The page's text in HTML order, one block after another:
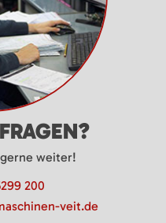
weiter!
200
veit.de